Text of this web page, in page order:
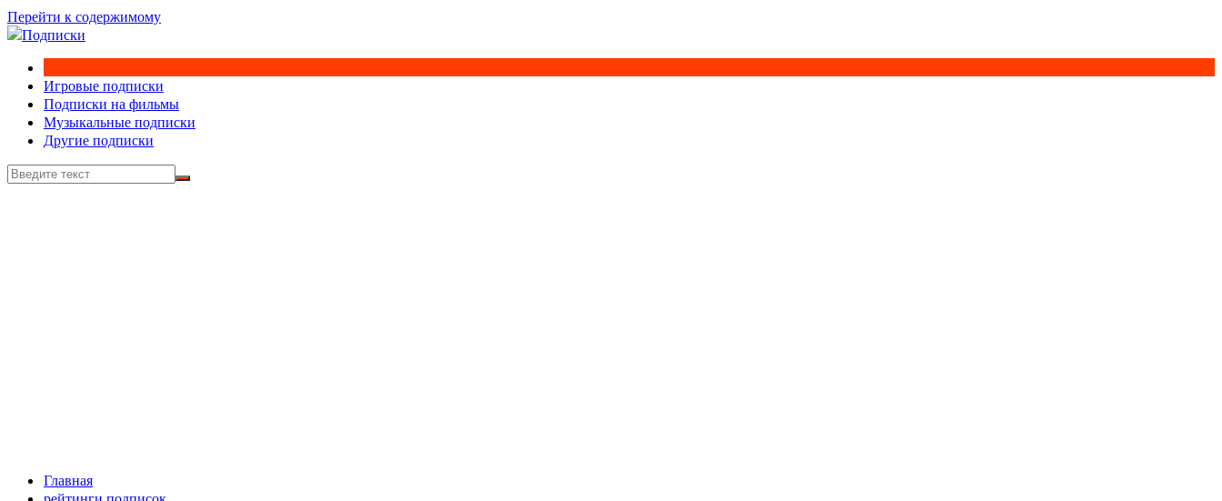
Перейти к содержимому
Игровые подписки
Подписки на фильмы
Музыкальные подписки
Другие подписки
Главная